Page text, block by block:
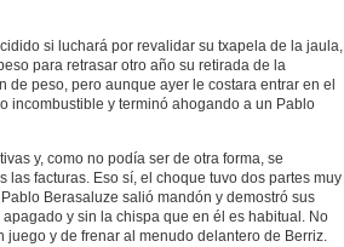
si luchará por revalidar su txapela de la jaula,
para retrasar otro año su retirada de la
de peso, pero aunque ayer le costara entrar en el
incombustible y terminó ahogando a un Pablo
y, como no podía ser de otra forma, se
las facturas. Eso sí, el choque tuvo dos partes muy
Berasaluze salió mandón y demostró sus
y sin la chispa que en él es habitual. No
juego y de frenar al menudo delantero de Berriz.